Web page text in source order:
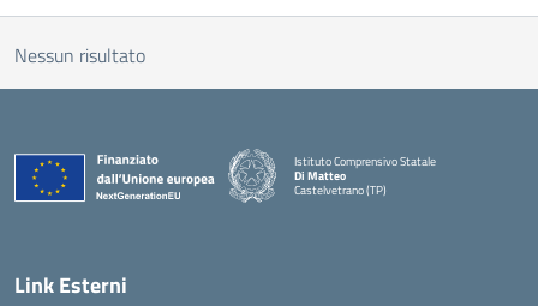
Nessun risultato
Istituto Comprensivo Statale
Di Matteo
Castelvetrano (TP)
Link Esterni